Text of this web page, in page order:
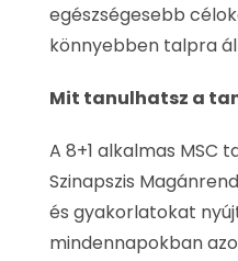
egészségesebb
könnyebben talpra
Mit tanulhatsz a
A 8+1 alkalmas MSC
Szinapszis
és gyakorlatokat
mindennapokban